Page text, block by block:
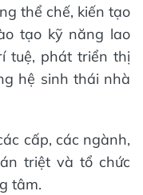
thể chế, kiến tạo
tạo kỹ năng lao
tuệ, phát triển thị
hệ sinh thái nhà
cấp, các ngành,
triệt và tổ chức
tâm.